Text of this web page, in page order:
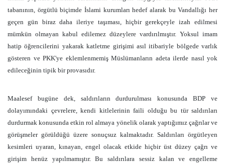
tabanının, örgütlü biçimde İslami kurumları hedef alarak bu Vandallığı her
geçen gün biraz daha ileriye taşıması, hiçbir gerekçeyle izah edilmesi
mümkün olmayan kabul edilemez düzeylere vardırılmıştır. Yoksul imam
hatip öğrencilerini yakarak katletme girişimi asıl itibariyle bölgede varlık
gösteren ve PKK'ye eklemlenmemiş Müslümanların adeta ilerde nasıl yok
edileceğinin tipik bir provasıdır.
Maalesef bugüne dek, saldırıların durdurulması konusunda BDP ve
dolayımındaki çevrelere, kendi kitlelerinin faili olduğu bu tür saldırıları
durdurmak konusunda etkin rol almaya yönelik olarak yaptığımız çağrılar ve
görüşmeler görüldüğü üzere sonuçsuz kalmaktadır. Saldırıları örgütleyen
kesimleri uyaran, kınayan, engel olacak etkide hiçbir üst düzey çağrı ve
girişim henüz yapılmamıştır. Bu saldırılara sessiz kalan ve engelleme